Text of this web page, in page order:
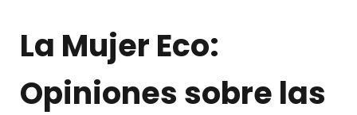
La Mujer Eco:
Opiniones sobre las